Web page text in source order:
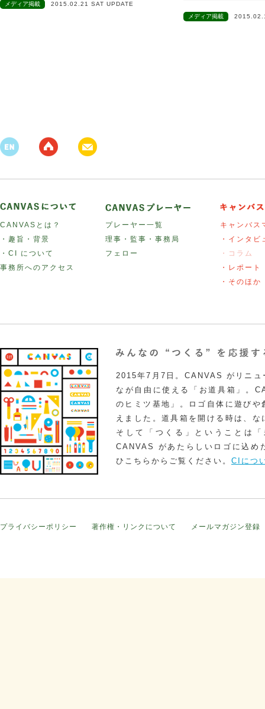
メディア掲載 2015.02.21 SAT UPDATE
メディア掲載
CANVASとは？
・趣旨・背景
・CI について
事務所へのアクセス
プレーヤー一覧
理事・監事・事務局
フェロー
キャンバス
・インタビ
・コラム
・レポート
・そのほか
2015年7月7日。CANVAS がリニュ
なが自由に使える「お道具箱」。
のヒミツ基地」。ロゴ自体に遊び
えました。道具箱を開ける時は、
そして「つくる」ということは
CANVAS があたらしいロゴに込め
ひこちらからご覧ください。 CIにつ
プライバシーポリシー 著作権・リンクについて メールマガジン登録